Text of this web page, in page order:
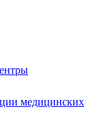
медицинских